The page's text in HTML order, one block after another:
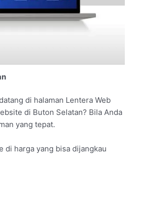
di halaman Lentera Web
di Buton Selatan? Bila Anda
yang tepat.
di harga yang bisa dijangkau